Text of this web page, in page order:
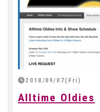
2018/09/07(Fri)
Alltime Oldies